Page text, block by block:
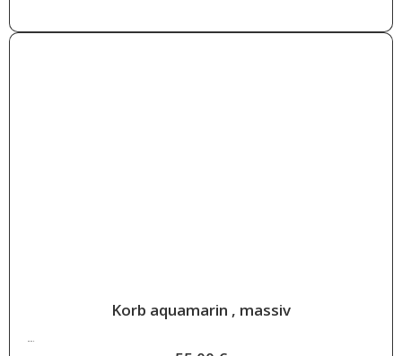
Korb aquamarin , massiv
55.00 €